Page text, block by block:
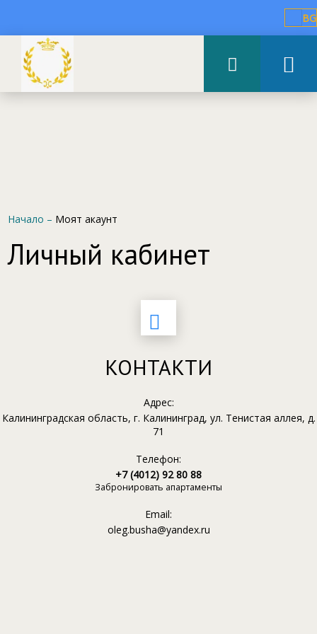
BG
Начало – Моят акаунт
Личный кабинет
КОНТАКТИ
Адрес:
Калининградская область, г. Калининград, ул. Тенистая аллея, д.
71
Телефон:
+7 (4012) 92 80 88
Забронировать апартаменты
Email:
oleg.busha@yandex.ru